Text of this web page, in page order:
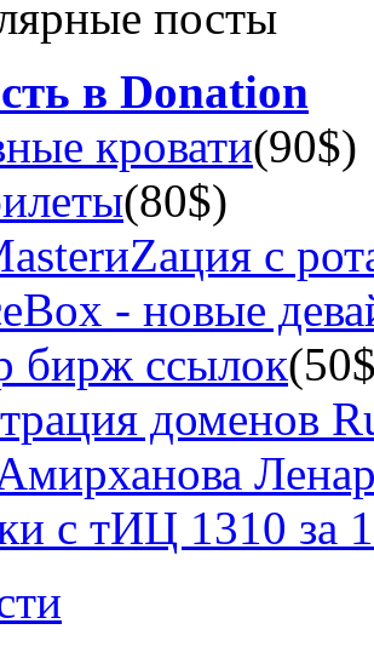
посты
в Donation
кровати(90$)
(80$)
с
- новые
бирж ссылок
доменов
с тИЦ 1310 за